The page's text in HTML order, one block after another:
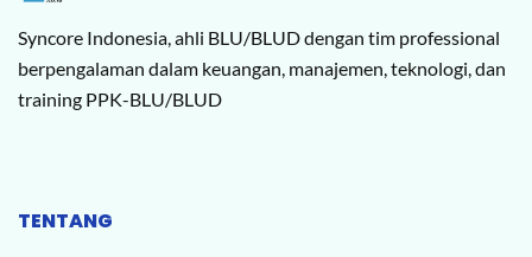
Syncore Indonesia, ahli BLU/BLUD dengan tim professional
berpengalaman dalam keuangan, manajemen, teknologi, dan
training PPK-BLU/BLUD
TENTANG